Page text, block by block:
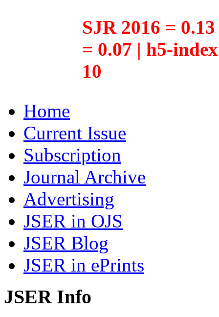
SJR 2016 =
= 0.07 | h5-
10
Home
Current Issue
Subscription
Journal Archive
Advertising
JSER in OJS
JSER Blog
JSER in ePrints
JSER Info